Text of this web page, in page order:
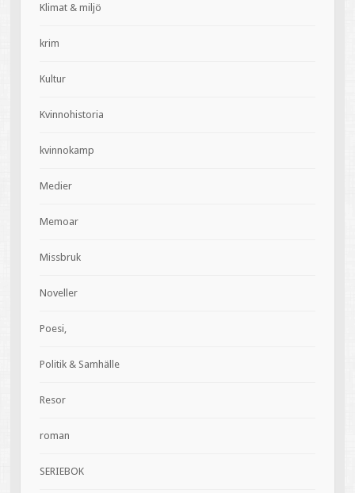
Klimat & miljö
krim
Kultur
Kvinnohistoria
kvinnokamp
Medier
Memoar
Missbruk
Noveller
Poesi,
Politik & Samhälle
Resor
roman
SERIEBOK